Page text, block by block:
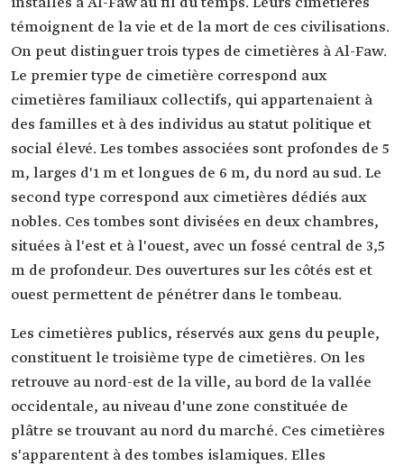
témoignent de la vie et de la mort de ces civilisations.
On peut distinguer trois types de cimetières à Al-Faw.
Le premier type de cimetière correspond aux
cimetières familiaux collectifs, qui appartenaient à
des familles et à des individus au statut politique et
social élevé. Les tombes associées sont profondes de 5
m, larges d'1 m et longues de 6 m, du nord au sud. Le
second type correspond aux cimetières dédiés aux
nobles. Ces tombes sont divisées en deux chambres,
situées à l'est et à l'ouest, avec un fossé central de 3,5
m de profondeur. Des ouvertures sur les côtés est et
ouest permettent de pénétrer dans le tombeau.
Les cimetières publics, réservés aux gens du peuple,
constituent le troisième type de cimetières. On les
retrouve au nord-est de la ville, au bord de la vallée
occidentale, au niveau d'une zone constituée de
plâtre se trouvant au nord du marché. Ces cimetières
s'apparentent à des tombes islamiques. Elles